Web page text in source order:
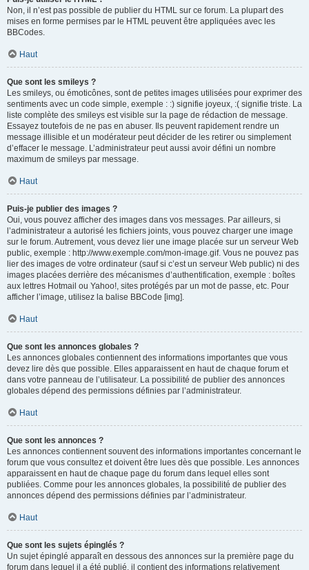
Non, il n’est pas possible de publier du HTML sur ce forum. La plupart des
mises en forme permises par le HTML peuvent être appliquées avec les
BBCodes.
Haut
Que sont les smileys ?
Les smileys, ou émoticônes, sont de petites images utilisées pour exprimer des
sentiments avec un code simple, exemple : :) signifie joyeux, :( signifie triste. La
liste complète des smileys est visible sur la page de rédaction de message.
Essayez toutefois de ne pas en abuser. Ils peuvent rapidement rendre un
message illisible et un modérateur peut décider de les retirer ou simplement
d’effacer le message. L’administrateur peut aussi avoir défini un nombre
maximum de smileys par message.
Haut
Puis-je publier des images ?
Oui, vous pouvez afficher des images dans vos messages. Par ailleurs, si
l’administrateur a autorisé les fichiers joints, vous pouvez charger une image
sur le forum. Autrement, vous devez lier une image placée sur un serveur Web
public, exemple : http://www.exemple.com/mon-image.gif. Vous ne pouvez pas
lier des images de votre ordinateur (sauf si c’est un serveur Web public) ni des
images placées derrière des mécanismes d’authentification, exemple : boîtes
aux lettres Hotmail ou Yahoo!, sites protégés par un mot de passe, etc. Pour
afficher l’image, utilisez la balise BBCode [img].
Haut
Que sont les annonces globales ?
Les annonces globales contiennent des informations importantes que vous
devez lire dès que possible. Elles apparaissent en haut de chaque forum et
dans votre panneau de l’utilisateur. La possibilité de publier des annonces
globales dépend des permissions définies par l’administrateur.
Haut
Que sont les annonces ?
Les annonces contiennent souvent des informations importantes concernant le
forum que vous consultez et doivent être lues dès que possible. Les annonces
apparaissent en haut de chaque page du forum dans lequel elles sont
publiées. Comme pour les annonces globales, la possibilité de publier des
annonces dépend des permissions définies par l’administrateur.
Haut
Que sont les sujets épinglés ?
Un sujet épinglé apparaît en dessous des annonces sur la première page du
forum dans lequel il a été publié. il contient des informations relativement